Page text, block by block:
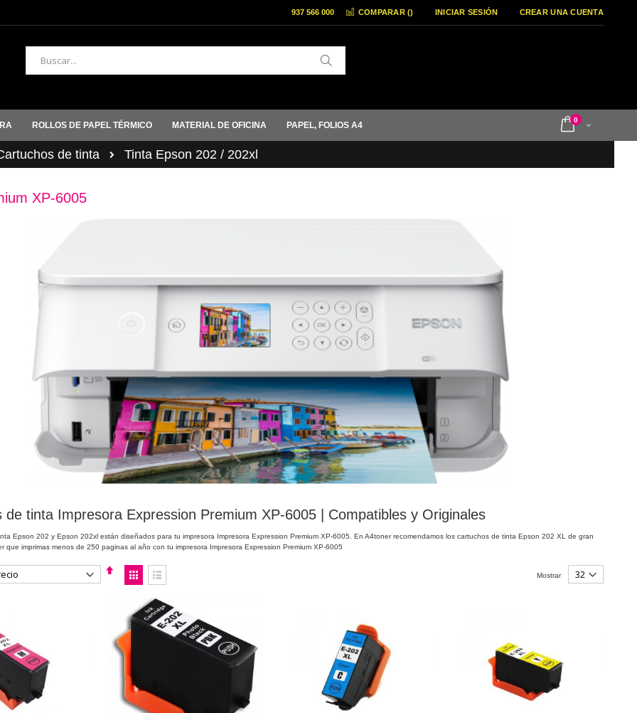
COMPARAR () INICIAR SESIÓN CREAR UNA CUENTA
937 566 000
Cart
0items
ROLLOS DE PAPEL TÉRMICO MATERIAL DE OFICINA PAPEL, FOLIOS A4
de tinta Tinta Epson 202 / 202xl
XP-6005
de tinta Impresora Expression Premium XP-6005 | Compatibles y Originales
Epson 202 y Epson 202xl están diseñados para tu impresora Impresora Expression Premium XP-6005. En A4toner recomendamos los cartuchos de tinta Epson 202 XL de gran
que imprimas menos de 250 paginas al año con tu impresora Impresora Expression Premium XP-6005
Fijar
Dirección
Ver
como
Mostrar